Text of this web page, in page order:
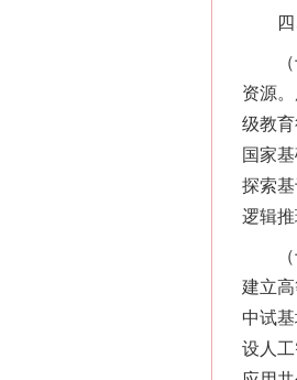
四、
（十
资源
级教
国家
探索
逻辑
（十
建立
中试
设人